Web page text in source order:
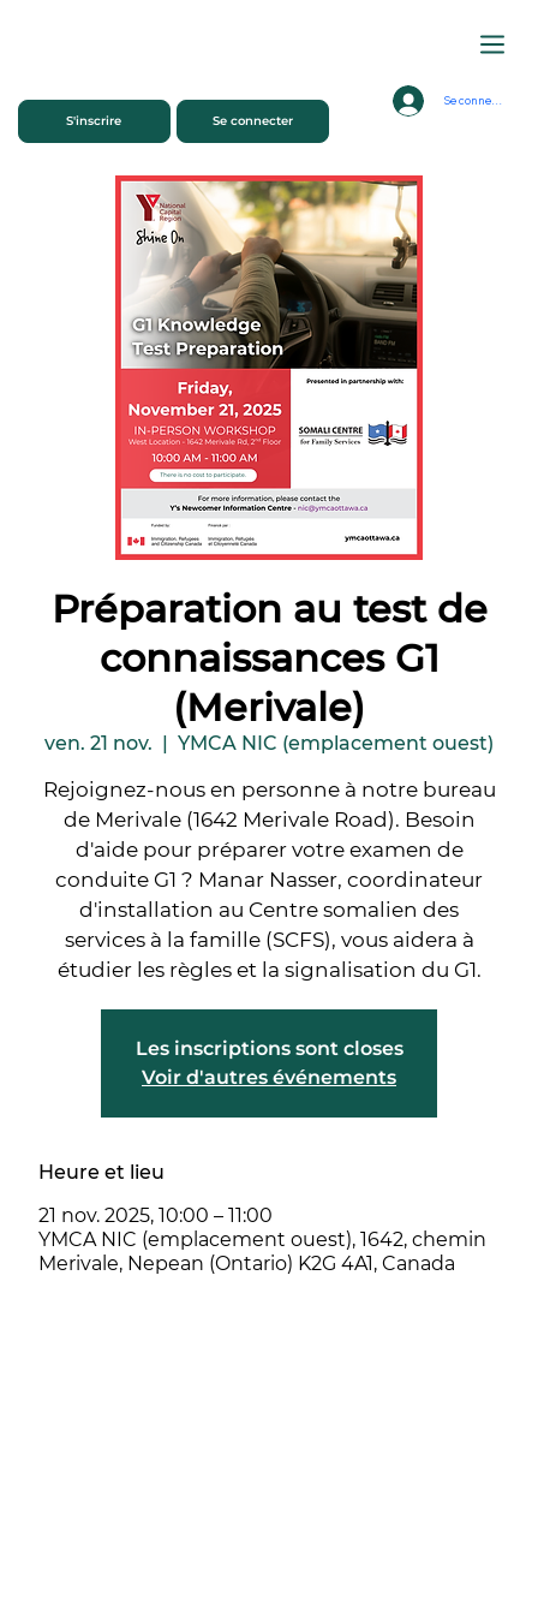
Se connecter
S'inscrire Se connecter
Préparation au test de
connaissances G1
(Merivale)
ven. 21 nov.
  |
YMCA NIC (emplacement ouest)
Rejoignez-nous en personne à notre bureau
de Merivale (1642 Merivale Road). Besoin
d'aide pour préparer votre examen de
conduite G1 ? Manar Nasser, coordinateur
d'installation au Centre somalien des
services à la famille (SCFS), vous aidera à
étudier les règles et la signalisation du G1.
Les inscriptions sont closes
Voir d'autres événements
Heure et lieu
21 nov. 2025, 10:00 – 11:00
YMCA NIC (emplacement ouest), 1642, chemin
Merivale, Nepean (Ontario) K2G 4A1, Canada